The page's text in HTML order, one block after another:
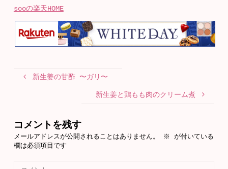
sooの楽天HOME
新生姜の甘酢 〜ガリ〜
新生姜と鶏もも肉のクリーム煮
コメントを残す
メールアドレスが公開されることはありません。 ※
が付いている
欄は必須項目です